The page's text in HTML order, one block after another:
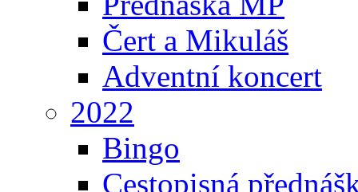
Čert a Mikuláš
Adventní koncert
2022
Bingo
Cestopisná